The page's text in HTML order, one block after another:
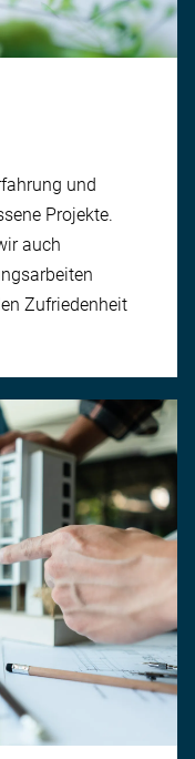
und
Projekte.
auch
Zufriedenheit